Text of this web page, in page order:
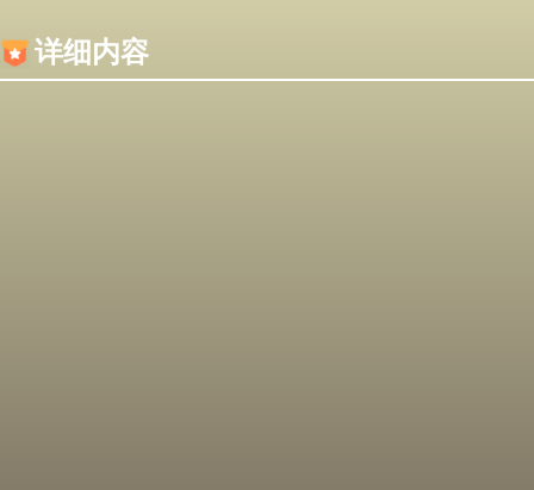
详细内容